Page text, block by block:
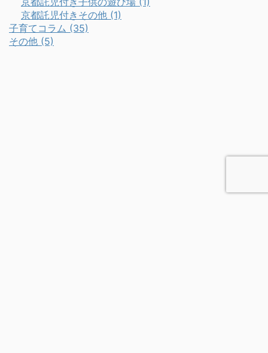
京都託児付きその他 (1)
子育てコラム (35)
その他 (5)